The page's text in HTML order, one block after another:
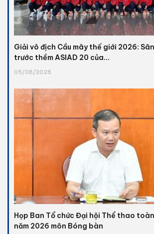
Giải vô địch Cầu mây thế giới 2026:
trước thềm ASIAD 20 của...
05/08/2026
Họp Ban Tổ chức Đại hội Thể thao
năm 2026 môn Bóng bàn